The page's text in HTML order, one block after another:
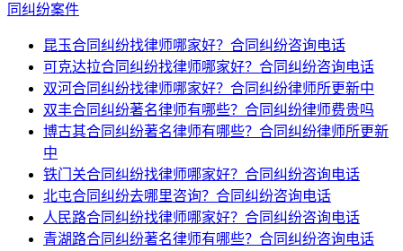
同纠纷案件
昆玉合同纠纷找律师哪家好？合同纠纷咨询电话
可克达拉合同纠纷找律师哪家好？合同纠纷咨询电话
双河合同纠纷找律师哪家好？合同纠纷律师所更新中
双丰合同纠纷著名律师有哪些？合同纠纷律师费贵吗
博古其合同纠纷著名律师有哪些？合同纠纷律师所更新
中
铁门关合同纠纷找律师哪家好？合同纠纷咨询电话
北屯合同纠纷去哪里咨询？合同纠纷咨询电话
人民路合同纠纷找律师哪家好？合同纠纷咨询电话
青湖路合同纠纷著名律师有哪些？合同纠纷咨询电话